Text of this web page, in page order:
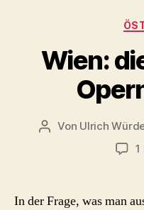
Wien:
Beitragsautor
Von Ulrich
In der Frage, was man